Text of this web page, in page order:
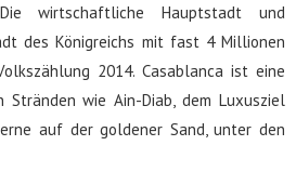
wirtschaftliche Hauptstadt und
des Königreichs mit fast 4 Millionen
2014. Casablanca ist eine
wie Ain-Diab, dem Luxusziel
auf der goldener Sand, unter den